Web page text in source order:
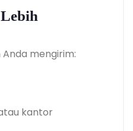
mengirim:
kantor